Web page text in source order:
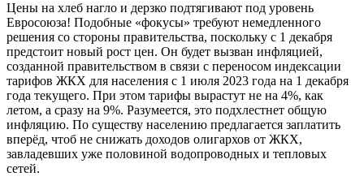
Цены на хлеб нагло и дерзко подтягивают под уровень
Евросоюза! Подобные «фокусы» требуют немедленного
решения со стороны правительства, поскольку с 1 декабря
предстоит новый рост цен. Он будет вызван инфляцией,
созданной правительством в связи с переносом индексации
тарифов ЖКХ для населения с 1 июля 2023 года на 1 декабря
года текущего. При этом тарифы вырастут не на 4%, как
летом, а сразу на 9%. Разумеется, это подхлестнет общую
инфляцию. По существу населению предлагается заплатить
вперёд, чтоб не снижать доходов олигархов от ЖКХ,
завладевших уже половиной водопроводных и тепловых
сетей.